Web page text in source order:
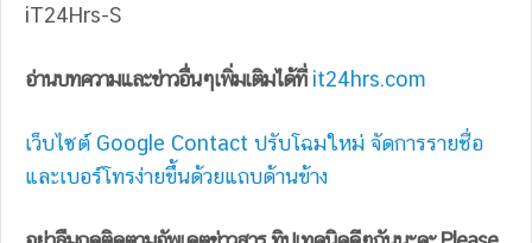
iT24Hrs-S
อ่านบทความและข่าวอื่นๆเพิ่มเติมได้ที่ it24hrs.com
เว็บไซต์ Google Contact ปรับโฉมใหม่ จัดการรายชื่อ
และเบอร์โทรง่ายขึ้นด้วยแถบด้านข้าง